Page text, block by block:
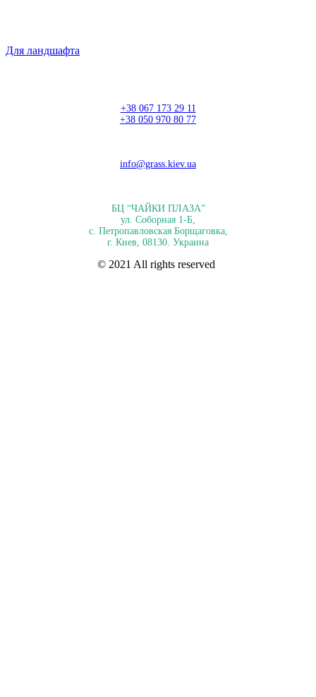
Для ландшафта
+38 067 173 29 11
+38 050 970 80 77
info@grass.kiev.ua
БЦ “ЧАЙКИ ПЛАЗА”
ул. Соборная 1-Б,
с. Петропавловская Борщаговка,
г. Киев, 08130. Украина
© 2021 All rights reserved